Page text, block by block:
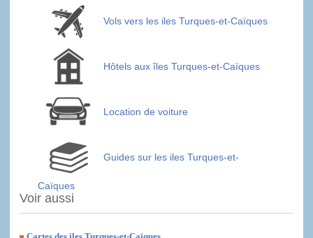
Vols vers les iles Turques-et-Caïques
Hôtels aux îles Turques-et-Caïques
Location de voiture
Guides sur les iles Turques-et-
Caïques
Voir aussi